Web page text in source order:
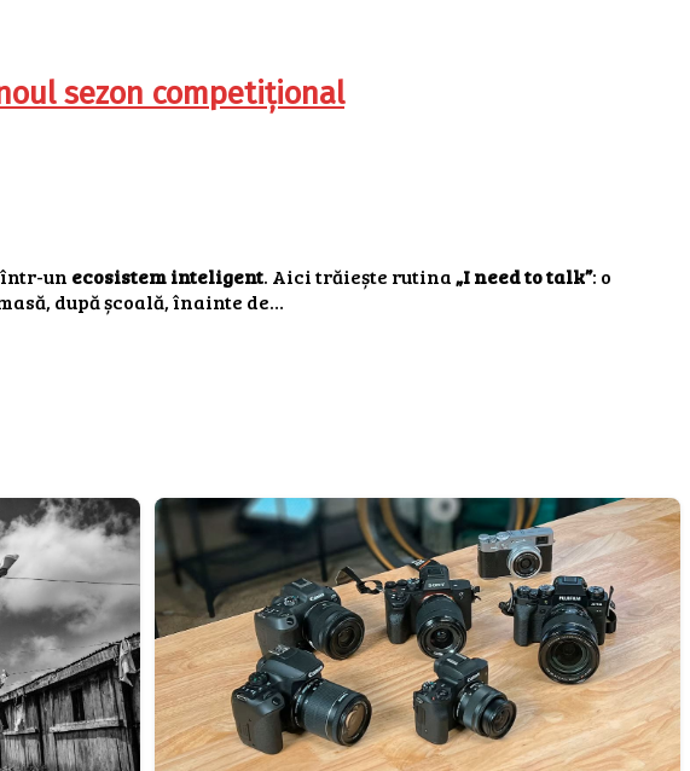
sezon competițional
un ecosistem inteligent. Aici trăiește rutina„I need to talk”: o
după școală, înainte de…